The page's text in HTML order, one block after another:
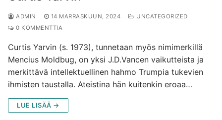
ADMIN 14 MARRASKUUN, 2024
UNCATEGORIZED
0 KOMMENTTIA
Curtis Yarvin (s. 1973), tunnetaan myös nimimerkillä
Mencius Moldbug, on yksi J.D.Vancen vaikutteista ja
merkittävä intellektuellinen hahmo Trumpia tukevien
ihmisten taustalla. Ateistina hän kuitenkin eroaa…
LUE LISÄÄ →